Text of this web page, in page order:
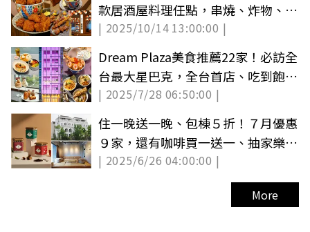
款居酒屋料理任點，串燒、炸物、甜
點暢吃
| 2025/10/14 13:00:00 |
Dream Plaza美食推薦22家！必訪全
台最大星巴克，全台首店、吃到飽一
次看
| 2025/7/28 06:50:00 |
住一晚送一晚、包棟５折！７月優惠
９家，還有咖啡買一送一、抽家樂福
500元禮券（中獎公布）
| 2025/6/26 04:00:00 |
More